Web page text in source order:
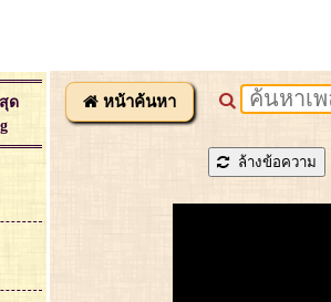
หน้าค้นหา
ล้างข้อความ
ด